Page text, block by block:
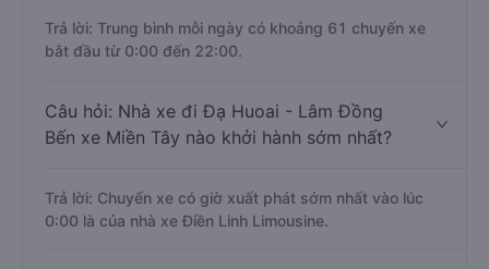
Trả lời: Trung bình mỗi ngày có khoảng 61 chuyến xe
bắt đầu từ 0:00 đến 22:00.
Câu hỏi: Nhà xe đi Đạ Huoai - Lâm Đồng
Bến xe Miền Tây nào khởi hành sớm nhất?
Trả lời: Chuyến xe có giờ xuất phát sớm nhất vào lúc
0:00 là của nhà xe Điền Linh Limousine.